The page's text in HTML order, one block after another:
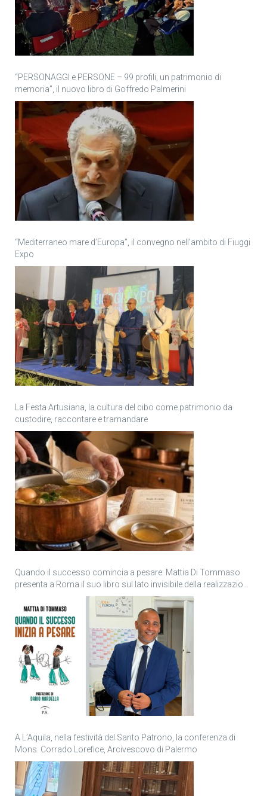
“PERSONAGGI e PERSONE – 99 profili, un patrimonio di
memoria”, il nuovo libro di Goffredo Palmerini
“Mediterraneo mare d’Europa”, il convegno nell’ambito di Fiuggi
Expo
La Festa Artusiana, la cultura del cibo come patrimonio da
custodire, raccontare e tramandare
Quando il successo comincia a pesare: Mattia Di Tommaso
presenta a Roma il suo libro sul lato invisibile della realizzazione
A L’Aquila, nella festività del Santo Patrono, la conferenza di
Mons. Corrado Lorefice, Arcivescovo di Palermo